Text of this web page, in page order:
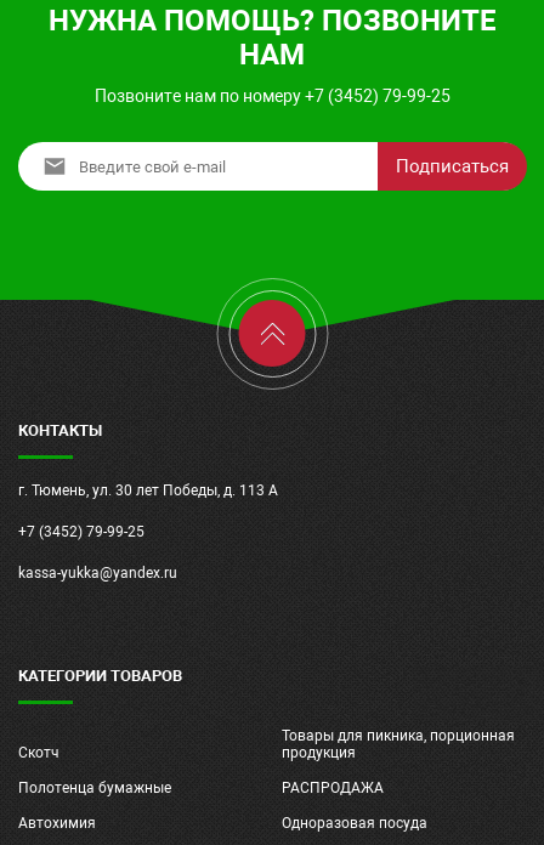
НУЖНА ПОМОЩЬ? ПОЗВОНИТЕ
НАМ
Позвоните нам по номеру +7 (3452) 79-99-25
Подписаться
КОНТАКТЫ
г. Тюмень, ул. 30 лет Победы, д. 113 А
+7 (3452) 79-99-25
kassa-yukka@yandex.ru
КАТЕГОРИИ ТОВАРОВ
Скотч
Товары для пикника, порционная
продукция
Полотенца бумажные РАСПРОДАЖА
Автохимия Одноразовая посуда